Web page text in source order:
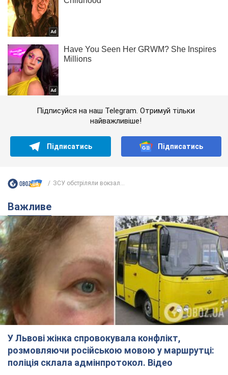
Підписуйся на наш Telegram. Отримуй тільки
найважливіше!
Підписатись Підписатись
ЗСУ обстріляли вокзал...
Важливе
У Львові жінка спровокувала конфлікт,
розмовляючи російською мовою у маршрутці:
поліція склала адмінпротокол. Відео